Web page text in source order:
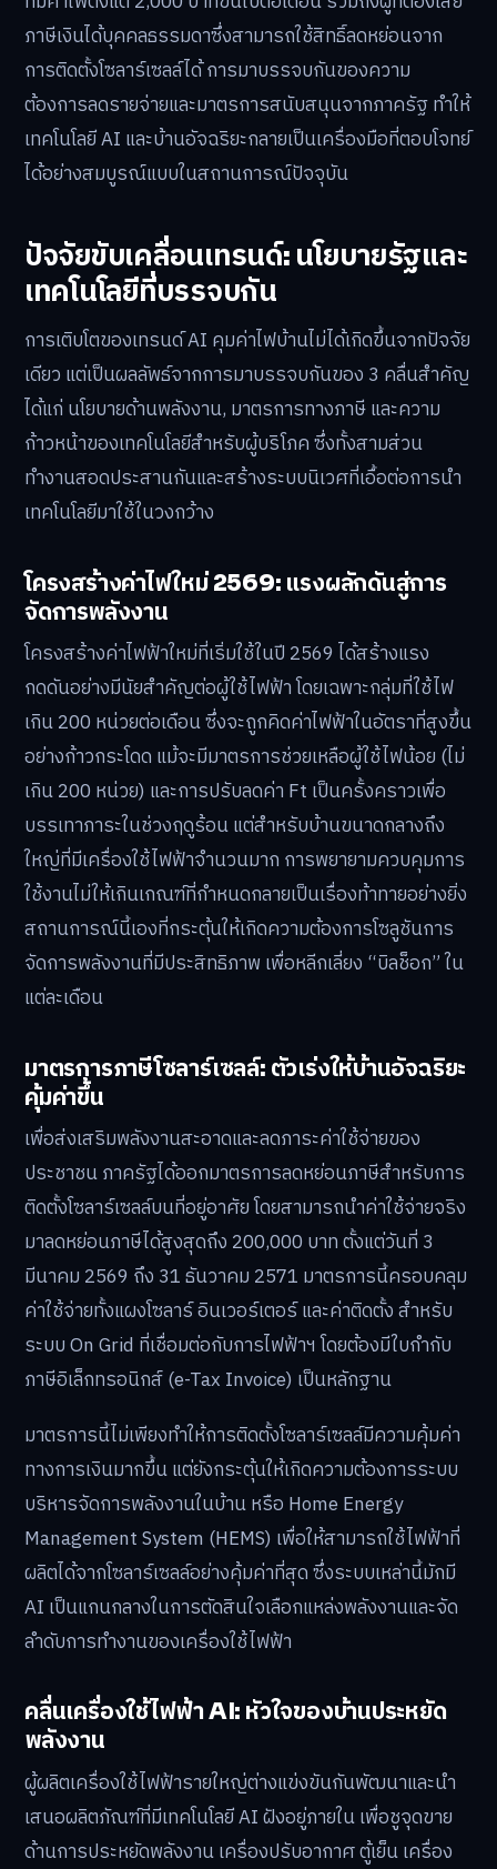
ภาษีเงินได้บุคคลธรรมดาซึ่งสามารถใช้สิทธิ์ลดหย่อนจาก
การติดตั้งโซลาร์เซลล์ได้ การมาบรรจบกันของความ
ต้องการลดรายจ่ายและมาตรการสนับสนุนจากภาครัฐ ทำให้
เทคโนโลยี AI และบ้านอัจฉริยะกลายเป็นเครื่องมือที่ตอบโจทย์
ได้อย่างสมบูรณ์แบบในสถานการณ์ปัจจุบัน
ปัจจัยขับเคลื่อนเทรนด์: นโยบายรัฐและ
เทคโนโลยีที่บรรจบกัน
การเติบโตของเทรนด์ AI คุมค่าไฟบ้านไม่ได้เกิดขึ้นจากปัจจัย
เดียว แต่เป็นผลลัพธ์จากการมาบรรจบกันของ 3 คลื่นสำคัญ
ได้แก่ นโยบายด้านพลังงาน, มาตรการทางภาษี และความ
ก้าวหน้าของเทคโนโลยีสำหรับผู้บริโภค ซึ่งทั้งสามส่วน
ทำงานสอดประสานกันและสร้างระบบนิเวศที่เอื้อต่อการนำ
เทคโนโลยีมาใช้ในวงกว้าง
โครงสร้างค่าไฟใหม่ 2569: แรงผลักดันสู่การ
จัดการพลังงาน
โครงสร้างค่าไฟฟ้าใหม่ที่เริ่มใช้ในปี 2569 ได้สร้างแรง
กดดันอย่างมีนัยสำคัญต่อผู้ใช้ไฟฟ้า โดยเฉพาะกลุ่มที่ใช้ไฟ
เกิน 200 หน่วยต่อเดือน ซึ่งจะถูกคิดค่าไฟฟ้าในอัตราที่สูงขึ้น
อย่างก้าวกระโดด แม้จะมีมาตรการช่วยเหลือผู้ใช้ไฟน้อย (ไม่
เกิน 200 หน่วย) และการปรับลดค่า Ft เป็นครั้งคราวเพื่อ
บรรเทาภาระในช่วงฤดูร้อน แต่สำหรับบ้านขนาดกลางถึง
ใหญ่ที่มีเครื่องใช้ไฟฟ้าจำนวนมาก การพยายามควบคุมการ
ใช้งานไม่ให้เกินเกณฑ์ที่กำหนดกลายเป็นเรื่องท้าทายอย่างยิ่ง
สถานการณ์นี้เองที่กระตุ้นให้เกิดความต้องการโซลูชันการ
จัดการพลังงานที่มีประสิทธิภาพ เพื่อหลีกเลี่ยง “บิลช็อก” ใน
แต่ละเดือน
มาตรการภาษีโซลาร์เซลล์: ตัวเร่งให้บ้านอัจฉริยะ
คุ้มค่าขึ้น
เพื่อส่งเสริมพลังงานสะอาดและลดภาระค่าใช้จ่ายของ
ประชาชน ภาครัฐได้ออกมาตรการลดหย่อนภาษีสำหรับการ
ติดตั้งโซลาร์เซลล์บนที่อยู่อาศัย โดยสามารถนำค่าใช้จ่ายจริง
มาลดหย่อนภาษีได้สูงสุดถึง 200,000 บาท ตั้งแต่วันที่ 3
มีนาคม 2569 ถึง 31 ธันวาคม 2571 มาตรการนี้ครอบคลุม
ค่าใช้จ่ายทั้งแผงโซลาร์ อินเวอร์เตอร์ และค่าติดตั้ง สำหรับ
ระบบ On Grid ที่เชื่อมต่อกับการไฟฟ้าฯ โดยต้องมีใบกำกับ
ภาษีอิเล็กทรอนิกส์ (e-Tax Invoice) เป็นหลักฐาน
มาตรการนี้ไม่เพียงทำให้การติดตั้งโซลาร์เซลล์มีความคุ้มค่า
ทางการเงินมากขึ้น แต่ยังกระตุ้นให้เกิดความต้องการระบบ
บริหารจัดการพลังงานในบ้าน หรือ Home Energy
Management System (HEMS) เพื่อให้สามารถใช้ไฟฟ้าที่
ผลิตได้จากโซลาร์เซลล์อย่างคุ้มค่าที่สุด ซึ่งระบบเหล่านี้มักมี
AI เป็นแกนกลางในการตัดสินใจเลือกแหล่งพลังงานและจัด
ลำดับการทำงานของเครื่องใช้ไฟฟ้า
คลื่นเครื่องใช้ไฟฟ้า AI: หัวใจของบ้านประหยัด
พลังงาน
ผู้ผลิตเครื่องใช้ไฟฟ้ารายใหญ่ต่างแข่งขันกันพัฒนาและนำ
เสนอผลิตภัณฑ์ที่มีเทคโนโลยี AI ฝังอยู่ภายใน เพื่อชูจุดขาย
ด้านการประหยัดพลังงาน เครื่องปรับอากาศ ตู้เย็น เครื่อง